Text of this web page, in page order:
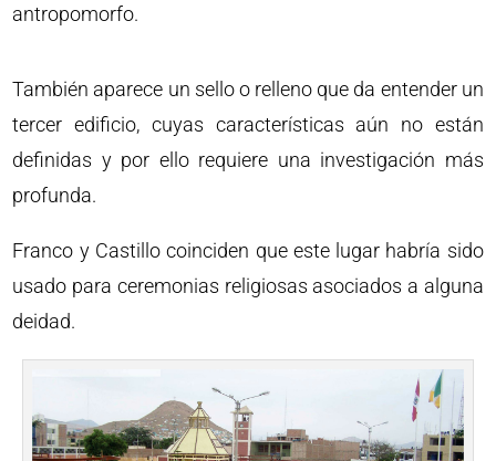
antropomorfo.
También aparece un sello o relleno que da entender un
tercer edificio, cuyas características aún no están
definidas y por ello requiere una investigación más
profunda.
Franco y Castillo coinciden que este lugar habría sido
usado para ceremonias religiosas asociados a alguna
deidad.